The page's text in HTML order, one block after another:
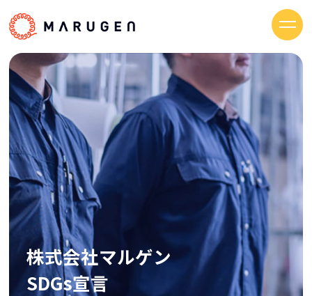
トップ
製品・製造について
技術紹介
会社情報
社長メッセージ
会社概要
株式会社マルゲン SDGs宣言
健康経営
株式会社マルゲン
SDGs宣言